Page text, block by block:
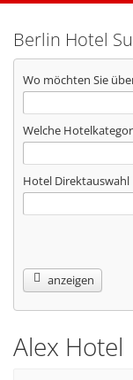
Berlin Hotel
Wo möchten Sie
Welche
Hotel Direktauswahl
anzeigen
Alex Hotel